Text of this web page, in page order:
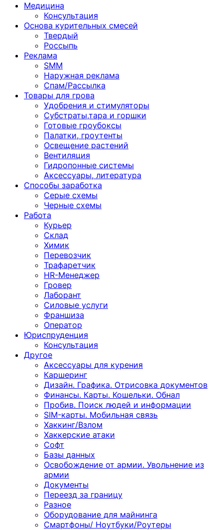
Медицина
Консультация
Основа курительных смесей
Твердый
Россыпь
Реклама
SMM
Наружная реклама
Спам/Рассылка
Товары для грова
Удобрения и стимуляторы
Субстраты,тара и горшки
Готовые гроубоксы
Палатки, гроутенты
Освещение растений
Вентиляция
Гидропонные системы
Аксессуары, литература
Способы заработка
Серые схемы
Черные схемы
Работа
Курьер
Склад
Химик
Перевозчик
Трафаретчик
HR-Менеджер
Гровер
Лаборант
Силовые услуги
Франшиза
Оператор
Юриспруденция
Консультация
Другoе
Аксессуары для курения
Каршеринг
Дизайн. Графика. Отрисовка документов
Финансы. Карты. Кошельки. Обнал
Пробив. Поиск людей и информации
SIM-карты. Мобильная связь
Хаккинг/Взлом
Хаккерские атаки
Софт
Базы данных
Освобождение от армии. Увольнение из
армии
Документы
Переезд за границу
Разное
Оборудование для майнинга
Смартфоны/ Ноутбуки/Роутеры